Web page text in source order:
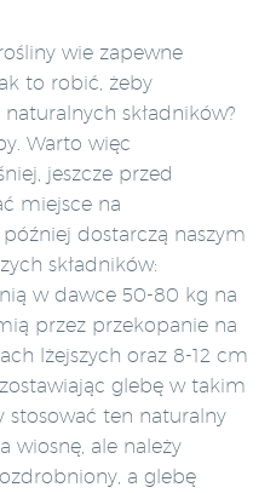
wie zapewne
to robić, żeby
składników?
Warto więc
jeszcze przed
miejsce na
dostarczą naszym
składników:
w dawce 50-80 kg na
przez przekopanie na
lżejszych oraz 8-12 cm
glebę w takim
stosować ten naturalny
wiosnę, ale należy
a glebę